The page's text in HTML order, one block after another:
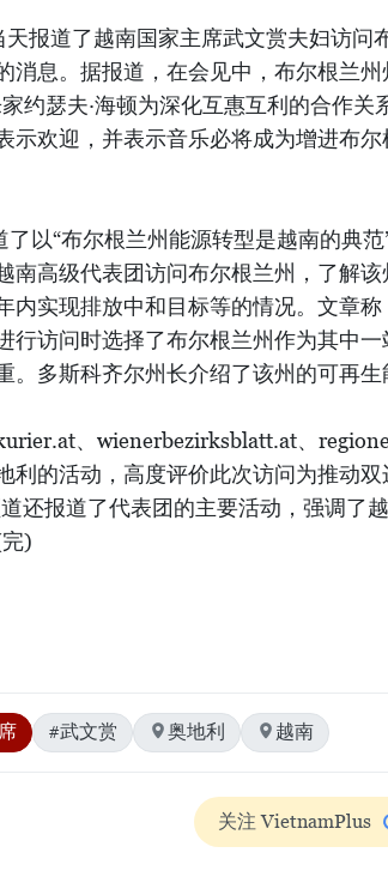
天报道了越南国家主席武文赏夫妇访问
消息。据报道，在会见中，布尔根兰州
约瑟夫·海顿为深化互惠互利的合作关
示欢迎，并表示音乐必将成为增进布
了以“布尔根兰州能源转型是越南的典
南高级代表团访问布尔根兰州，了解
内实现排放中和目标等的情况。文章
行访问时选择了布尔根兰州作为其中一
。多斯科齐尔州长介绍了该州的可再生
、wienerbezirksblatt.at、
利的活动，高度评价此次访问为推动
还报道了代表团的主要活动，强调了
)
#武文赏 奥地利 越南
关注 VietnamPlus